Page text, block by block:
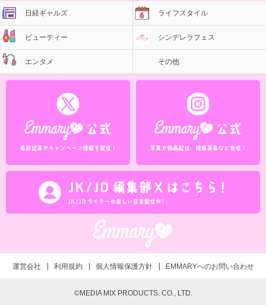
日経ギャルズ ライフスタイル
ビューティー シンデレラフェス
エンタメ その他
運営会社 利用規約 個人情報保護方針 EMMARYへのお問い合わせ
©MEDIA MIX PRODUCTS. CO., LTD.